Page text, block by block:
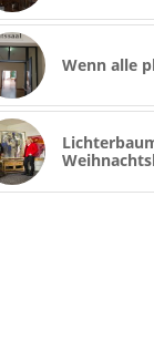
Wenn alle